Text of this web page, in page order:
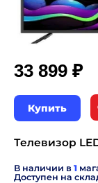
33 899 ₽
Купить
Телевизор
В наличии в 1
Доступен на